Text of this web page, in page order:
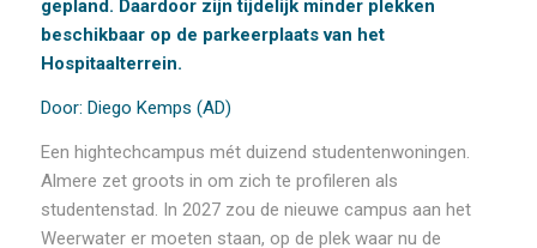
gepland. Daardoor zijn tijdelijk minder plekken
beschikbaar op de parkeerplaats van het
Hospitaalterrein.
Door: Diego Kemps (AD)
Een hightechcampus mét duizend studentenwoningen.
Almere zet groots in om zich te profileren als
studentenstad. In 2027 zou de nieuwe campus aan het
Weerwater er moeten staan, op de plek waar nu de